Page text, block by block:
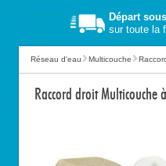
Départ
sur toute la
Réseau d'eau Multicouche
Raccord droit